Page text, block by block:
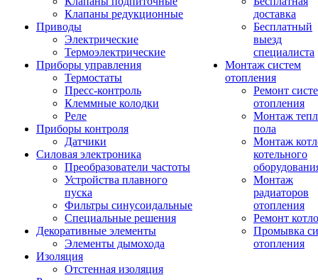
Клапаны редукционные
Приводы
Электрические
Термоэлектрические
Приборы управления
Термостаты
Пресс-контроль
Клеммные колодки
Реле
Приборы контроля
Датчики
Силовая электроника
Преобразователи частоты
Устройства плавного
пуска
Фильтры синусоидальные
Специальные решения
Декоративные элементы
Элементы дымохода
Изоляция
Отстенная изоляция
доставка
Бесплатный
выезд
специалиста
Монтаж систем
отопления
Ремонт
отопления
Монтаж
пола
Монтаж
котельного
Монтаж
радиаторов
отопления
Ремонт
Промывка
отопления